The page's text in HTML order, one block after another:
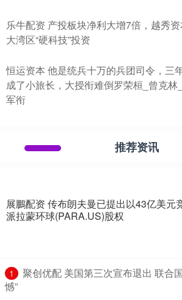
乐牛配资 产投板块净利大增7倍，越秀
大湾区“硬科技”投资
恒运资本 他是统兵十万的兵团司令，三
成了小旅长，大授衔难倒罗荣桓_曾克林_
军衔
推荐资讯
展鵬配资 传布朗夫曼已提出以43亿美元
派拉蒙环球(PARA.US)股权
1
聚创优配 美国第三次宣布退出 联合
憾”